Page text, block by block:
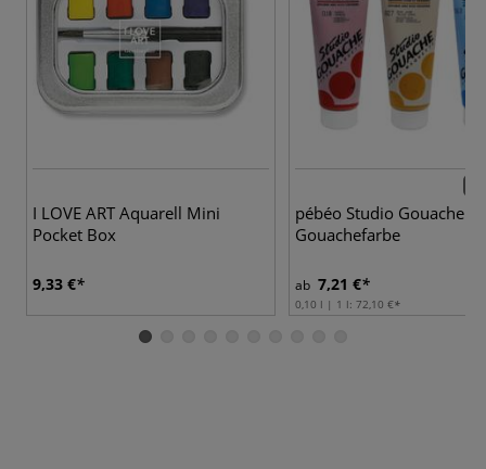
I LOVE ART Aquarell Mini
Pocket Box
9,33 €
pébéo Studio Gouache
Gouachefarbe
ab 7,21 €
0,10 l | 1 l: 72,10 €